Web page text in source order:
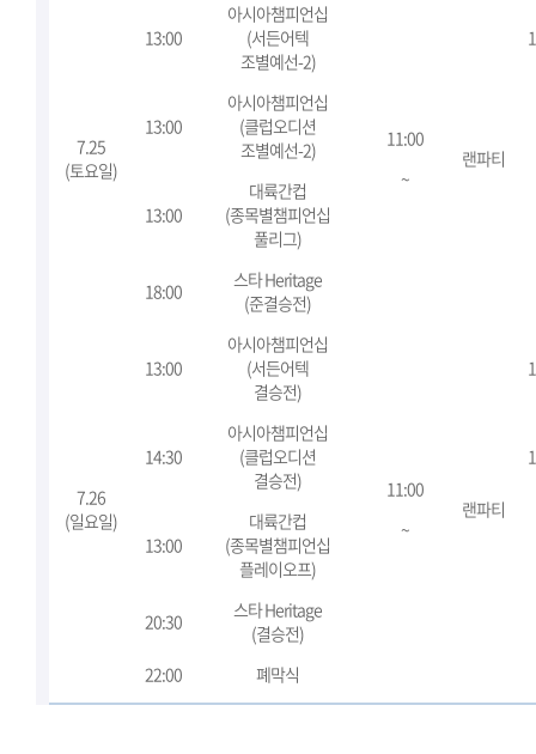
7.25
(토요일)
13:00
아시아챔피언십
(서든어텍
조별예선-2)
11:00
~
랜파티
13:00
아시아챔피언십
(클럽오디션
조별예선-2)
13:00
대륙간컵
(종목별챔피언십
풀리그)
18:00
스타 Heritage
(준결승전)
7.26
(일요일)
13:00
아시아챔피언십
(서든어텍
결승전)
11:00
~
랜파티
14:30
아시아챔피언십
(클럽오디션
결승전)
13:00
대륙간컵
(종목별챔피언십
플레이오프)
20:30
스타 Heritage
(결승전)
22:00
폐막식